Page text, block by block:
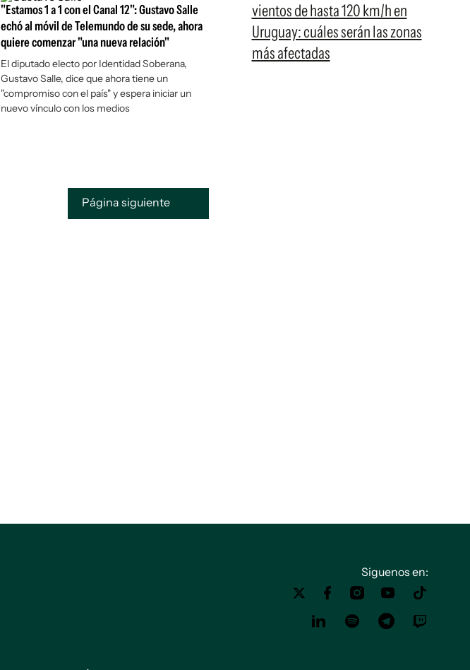
"Estamos 1 a 1 con el Canal 12": Gustavo Salle
echó al móvil de Telemundo de su sede, ahora
quiere comenzar "una nueva relación"
El diputado electo por Identidad Soberana,
Gustavo Salle, dice que ahora tiene un
"compromiso con el país" y espera iniciar un
nuevo vínculo con los medios
Página siguiente
vientos de hasta 120 km/h en
Uruguay: cuáles serán las zonas
más afectadas
Siguenos en: